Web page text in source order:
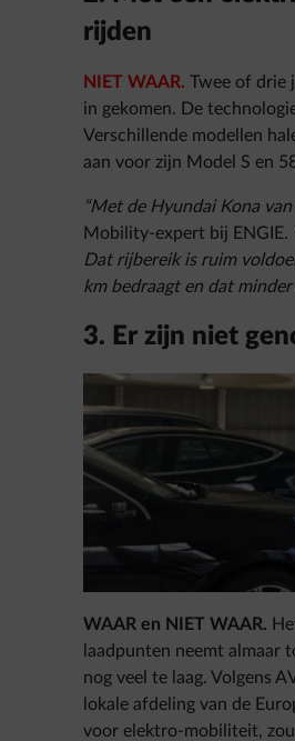
rijden
NIET WAAR. Twee of drie
in gekomen. De
Verschillende modellen
aan voor zijn Model S en
“Met de Hyundai Kona
Mobility-expert bij ENGIE.
Dat rijbereik is ruim
km bedraagt en dat
3. Er zijn niet
WAAR en NIET WAAR.
laadpunten neemt almaar
nog veel te laag. Volgens
lokale afdeling van de
voor elektro-mobiliteit,